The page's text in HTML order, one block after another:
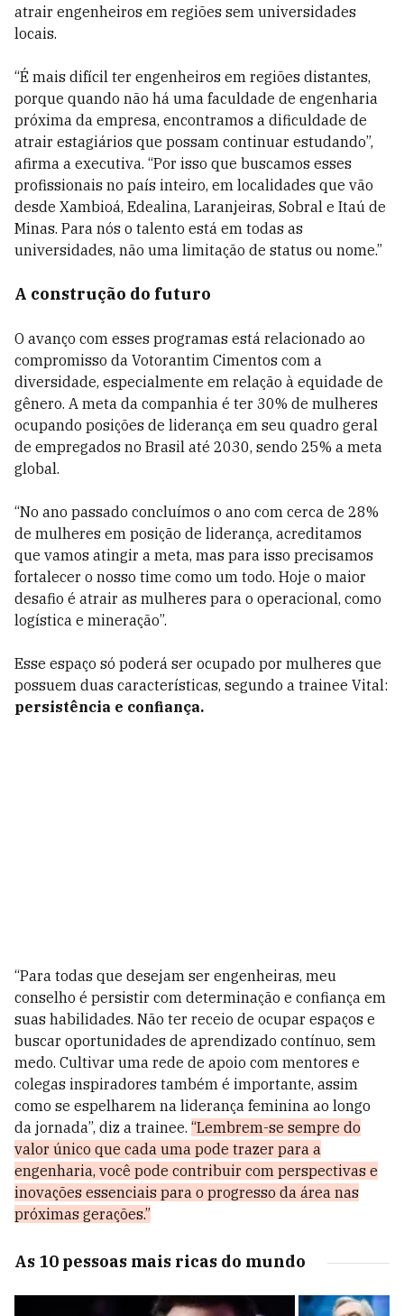
atrair engenheiros em regiões sem universidades
locais.
“É mais difícil ter engenheiros em regiões distantes,
porque quando não há uma faculdade de engenharia
próxima da empresa, encontramos a dificuldade de
atrair estagiários que possam continuar estudando”,
afirma a executiva. “Por isso que buscamos esses
profissionais no país inteiro, em localidades que vão
desde Xambioá, Edealina, Laranjeiras, Sobral e Itaú de
Minas. Para nós o talento está em todas as
universidades, não uma limitação de status ou nome.”
A construção do futuro
O avanço com esses programas está relacionado ao
compromisso da Votorantim Cimentos com a
diversidade, especialmente em relação à equidade de
gênero. A meta da companhia é ter 30% de mulheres
ocupando posições de liderança em seu quadro geral
de empregados no Brasil até 2030, sendo 25% a meta
global.
“No ano passado concluímos o ano com cerca de 28%
de mulheres em posição de liderança, acreditamos
que vamos atingir a meta, mas para isso precisamos
fortalecer o nosso time como um todo. Hoje o maior
desafio é atrair as mulheres para o operacional, como
logística e mineração”.
Esse espaço só poderá ser ocupado por mulheres que
possuem duas características, segundo a trainee Vital:
persistência e confiança.
“Para todas que desejam ser engenheiras, meu
conselho é persistir com determinação e confiança em
suas habilidades. Não ter receio de ocupar espaços e
buscar oportunidades de aprendizado contínuo, sem
medo. Cultivar uma rede de apoio com mentores e
colegas inspiradores também é importante, assim
como se espelharem na liderança feminina ao longo
da jornada”, diz a trainee. “Lembrem-se sempre do
valor único que cada uma pode trazer para a
engenharia, você pode contribuir com perspectivas e
inovações essenciais para o progresso da área nas
próximas gerações.”
As 10 pessoas mais ricas do mundo